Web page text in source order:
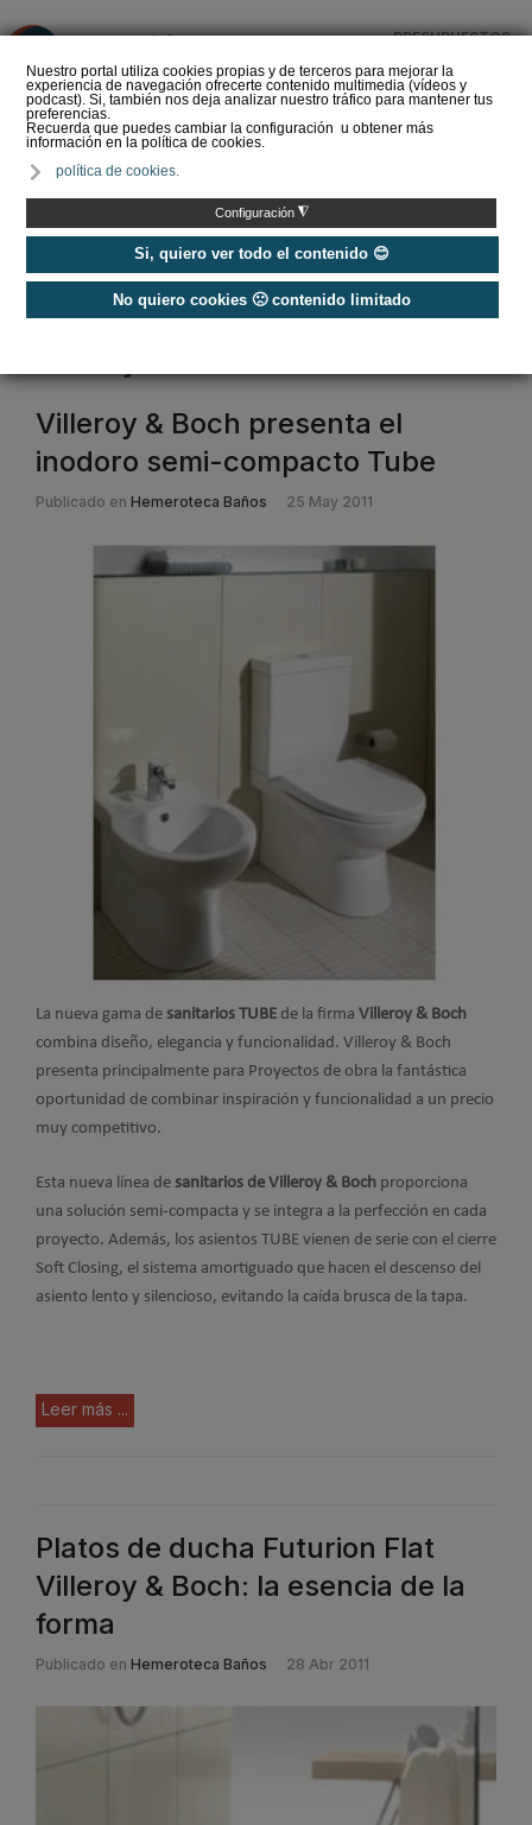
Nuestro portal utiliza cookies propias y de terceros para mejorar la
experiencia de navegación ofrecerte contenido multimedia (vídeos y
podcast). Si, también nos deja analizar nuestro tráfico para mantener tus
preferencias.
Recuerda que puedes cambiar la configuración u obtener más
información en la política de cookies.
política de cookies.
Configuración ◮
Si, quiero ver todo el contenido 😊
No quiero cookies 🙁 contenido limitado
PRESUPUESTOS
del Amperio (Episodio 3)
Etiquetas / villeroy and boch
Villeroy & Boch presenta el
inodoro semi-compacto Tube
Publicado en Hemeroteca Baños 25 May 2011
La nueva gama de sanitarios TUBE de la firma Villeroy & Boch
combina diseño, elegancia y funcionalidad. Villeroy & Boch
presenta principalmente para Proyectos de obra la fantástica
oportunidad de combinar inspiración y funcionalidad a un precio
muy competitivo.
Esta nueva línea de sanitarios de Villeroy & Boch proporciona
una solución semi-compacta y se integra a la perfección en cada
proyecto. Además, los asientos TUBE vienen de serie con el cierre
Soft Closing, el sistema amortiguado que hacen el descenso del
asiento lento y silencioso, evitando la caída brusca de la tapa.
Leer más ...
Platos de ducha Futurion Flat
Villeroy & Boch: la esencia de la
forma
Publicado en Hemeroteca Baños 28 Abr 2011